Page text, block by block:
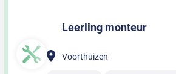
Leerling monteur
Voorthuizen